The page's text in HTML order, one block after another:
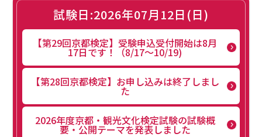
試験日:2026年07月12日(日)
【第29回京都検定】受験申込受付開始は8月
17日です！（8/17～10/19)
【第28回京都検定】お申し込みは終了しまし
た
2026年度京都・観光文化検定試験の試験概
要・公開テーマを発表しました